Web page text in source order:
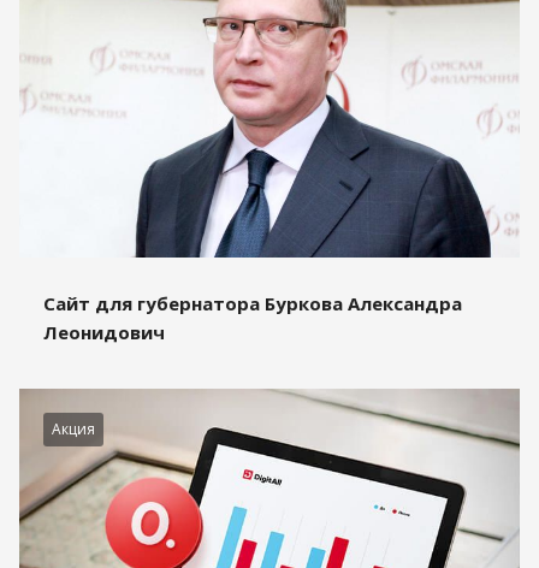
Сайт для губернатора Буркова Александра
Леонидович
Акция